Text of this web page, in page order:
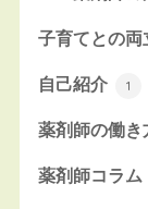
子育てとの両
自己紹介 1
薬剤師の働き
薬剤師コラム